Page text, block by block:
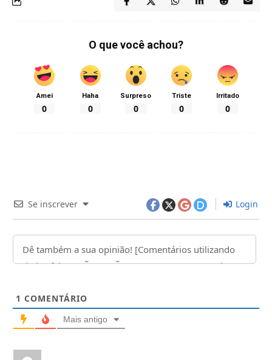
O que você achou?
Amei
0
Haha
0
Surpreso
0
Triste
0
Irritado
0
Se inscrever Login
1 COMENTÁRIO
Mais antigo